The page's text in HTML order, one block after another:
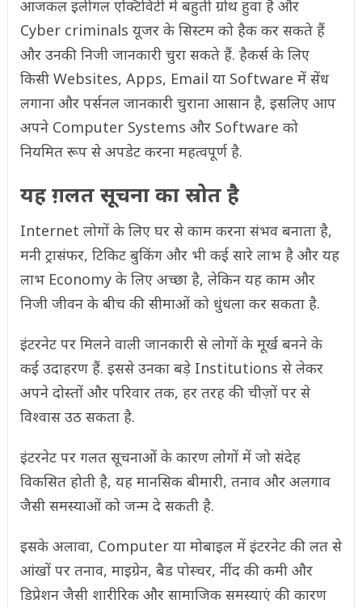
आजकल इलीगल एक्टिविटी में बहुती ग्रोथ हुवा है और
Cyber criminals यूजर के सिस्टम को हैक कर सकते हैं
और उनकी निजी जानकारी चुरा सकते हैं. हैकर्स के लिए
किसी Websites, Apps, Email या Software में सेंध
लगाना और पर्सनल जानकारी चुराना आसान है, इसलिए आप
अपने Computer Systems और Software को
नियमित रूप से अपडेट करना महत्वपूर्ण है.
यह ग़लत सूचना का स्रोत है
Internet लोगों के लिए घर से काम करना संभव बनाता है,
मनी ट्रासंफर, टिकिट बुकिंग और भी कई सारे लाभ है और यह
लाभ Economy के लिए अच्छा है, लेकिन यह काम और
निजी जीवन के बीच की सीमाओं को धुंधला कर सकता है.
इंटरनेट पर मिलने वाली जानकारी से लोगों के मूर्ख बनने के
कई उदाहरण हैं. इससे उनका बड़े Institutions से लेकर
अपने दोस्तों और परिवार तक, हर तरह की चीज़ों पर से
विश्वास उठ सकता है.
इंटरनेट पर गलत सूचनाओं के कारण लोगों में जो संदेह
विकसित होती है, यह मानसिक बीमारी, तनाव और अलगाव
जैसी समस्याओं को जन्म दे सकती है.
इसके अलावा, Computer या मोबाइल में इंटरनेट की लत से
आंखों पर तनाव, माइग्रेन, बैड पोस्चर, नींद की कमी और
डिप्रेशन जैसी शारीरिक और सामाजिक समस्याएं की कारण